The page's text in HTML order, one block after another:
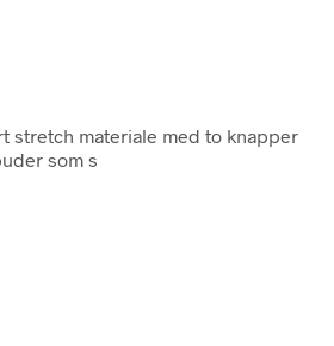
stretch materiale med to knapper
som s